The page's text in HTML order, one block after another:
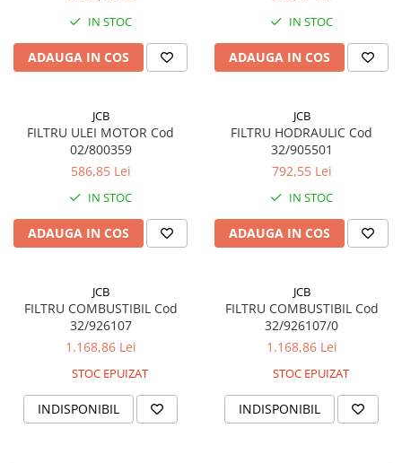
IN STOC
ADAUGA IN COS
IN STOC
ADAUGA IN COS
JCB
FILTRU ULEI MOTOR Cod
02/800359
586,85 Lei
IN STOC
ADAUGA IN COS
JCB
FILTRU HODRAULIC Cod
32/905501
792,55 Lei
IN STOC
ADAUGA IN COS
JCB
FILTRU COMBUSTIBIL Cod
32/926107
1.168,86 Lei
STOC EPUIZAT
INDISPONIBIL
JCB
FILTRU COMBUSTIBIL Cod
32/926107/0
1.168,86 Lei
STOC EPUIZAT
INDISPONIBIL